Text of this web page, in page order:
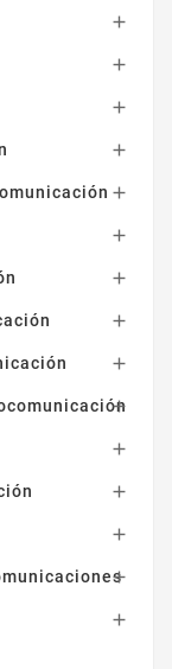














